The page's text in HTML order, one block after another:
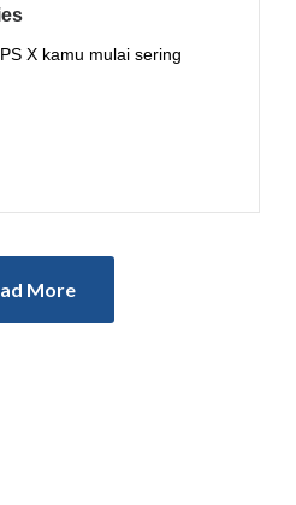
X kamu mulai sering
More